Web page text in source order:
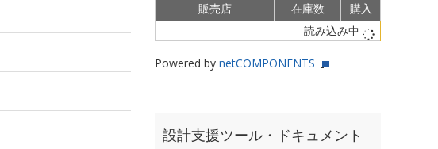
販売店 在庫数
購入
読み込み中
Powered by netCOMPONENTS
設計支援ツール・ドキュメント